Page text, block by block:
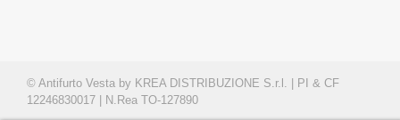
© Antifurto Vesta by KREA DISTRIBUZIONE S.r.l. | PI & CF
12246830017 | N.Rea TO-127890